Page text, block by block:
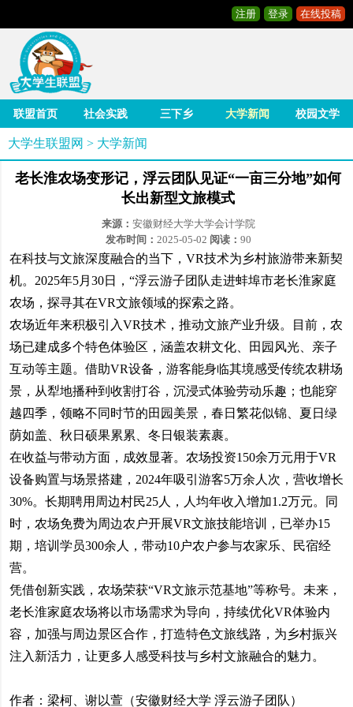
注册 登录 在线投稿
联盟首页 社会实践 三下乡 大学新闻 校园文学
大学生联盟网 > 大学新闻
老长淮农场变形记，浮云团队见证“一亩三分地”如何
长出新型文旅模式
来源： 安徽财经大学大学会计学院
发布时间： 2025-05-02 阅读： 90
在科技与文旅深度融合的当下，VR技术为乡村旅游带来新契
机。2025年5月30日，“浮云游子团队走进蚌埠市老长淮家庭
农场，探寻其在VR文旅领域的探索之路。
农场近年来积极引入VR技术，推动文旅产业升级。目前，农
场已建成多个特色体验区，涵盖农耕文化、田园风光、亲子
互动等主题。借助VR设备，游客能身临其境感受传统农耕场
景，从犁地播种到收割打谷，沉浸式体验劳动乐趣；也能穿
越四季，领略不同时节的田园美景，春日繁花似锦、夏日绿
荫如盖、秋日硕果累累、冬日银装素裹。
在收益与带动方面，成效显著。农场投资150余万元用于VR
设备购置与场景搭建，2024年吸引游客5万余人次，营收增长
30%。长期聘用周边村民25人，人均年收入增加1.2万元。同
时，农场免费为周边农户开展VR文旅技能培训，已举办15
期，培训学员300余人，带动10户农户参与农家乐、民宿经
营。
凭借创新实践，农场荣获“VR文旅示范基地”等称号。未来，
老长淮家庭农场将以市场需求为导向，持续优化VR体验内
容，加强与周边景区合作，打造特色文旅线路，为乡村振兴
注入新活力，让更多人感受科技与乡村文旅融合的魅力。
作者：梁柯、谢以萱（安徽财经大学 浮云游子团队）